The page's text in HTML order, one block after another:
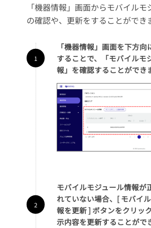
「機器情報」画面からモバイルモ
の確認や、更新をすることができ
「機器情報」画面を下方
することで、「モバイルモ
報」を確認することができ
モバイルモジュール情報が
れていない場合、[ モバイ
報を更新 ] ボタンをクリッ
示内容を更新することがで